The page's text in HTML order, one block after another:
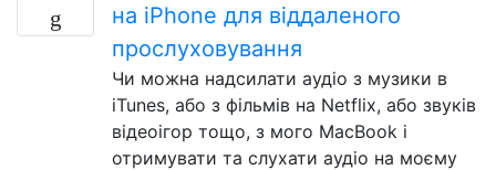
на iPhone для віддаленого
прослуховування
Чи можна надсилати аудіо з музики в
iTunes, або з фільмів на Netflix, або звуків
відеоігор тощо, з мого MacBook і
отримувати та слухати аудіо на моєму